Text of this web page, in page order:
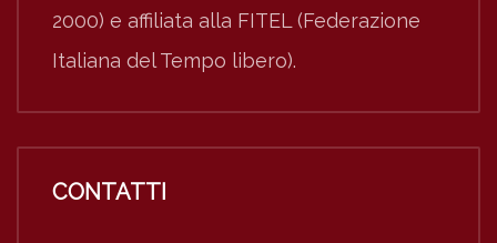
2000) e affiliata alla FITEL (Federazione
Italiana del Tempo libero).
CONTATTI